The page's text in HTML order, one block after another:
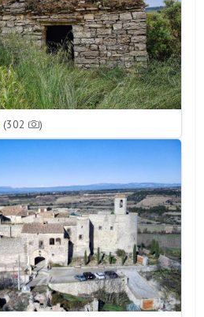
(302 )